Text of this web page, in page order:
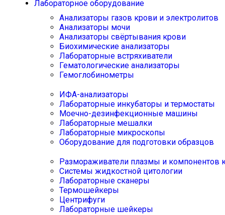
Лабораторное оборудование
Анализаторы газов крови и электролитов
Анализаторы мочи
Анализаторы свёртывания крови
Биохимические анализаторы
Лабораторные встряхиватели
Гематологические анализаторы
Гемоглобинометры
ИФА-анализаторы
Лабораторные инкубаторы и термостаты
Моечно-дезинфекционные машины
Лабораторные мешалки
Лабораторные микроскопы
Оборудование для подготовки образцов
Размораживатели плазмы и компонентов
Системы жидкостной цитологии
Лабораторные сканеры
Термошейкеры
Центрифуги
Лабораторные шейкеры